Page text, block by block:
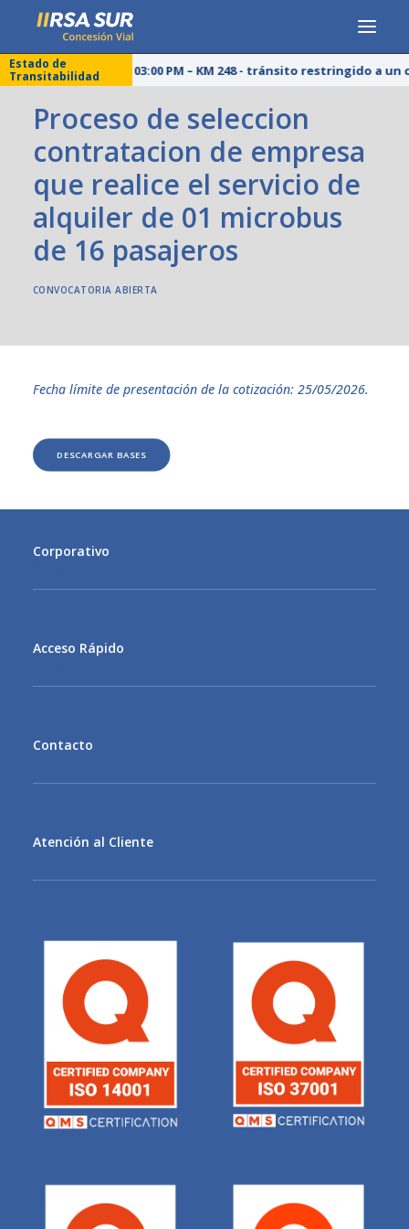
SERVICIOS
RESPONSABILIDAD SOCIAL
PUBLICACIONES
PRENSA
Estado de
Transitabilidad25/07/26 – 03:00 PM – KM 248 - tránsito restringido a un
Proceso de seleccion
contratacion de empresa
que realice el servicio de
alquiler de 01 microbus
de 16 pasajeros
Fecha límite de presentación de la cotización: 25/05/2026.
DESCARGAR BASES
Corporativo
Acceso Rápido
Contacto
Atención al Cliente